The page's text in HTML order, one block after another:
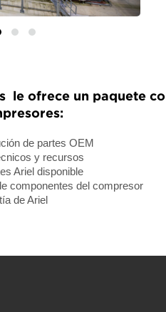
le ofrece un paquete
de partes OEM
y recursos
Ariel disponible
componentes del compresor
de Ariel